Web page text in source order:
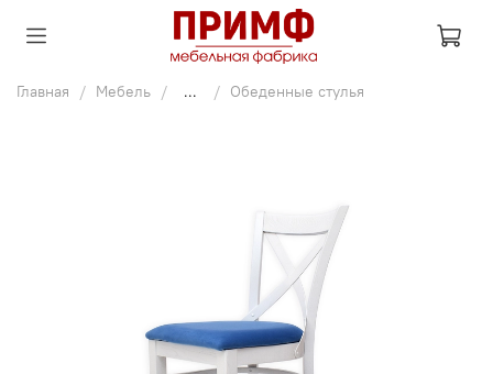
Главная Мебель ... Обеденные стулья